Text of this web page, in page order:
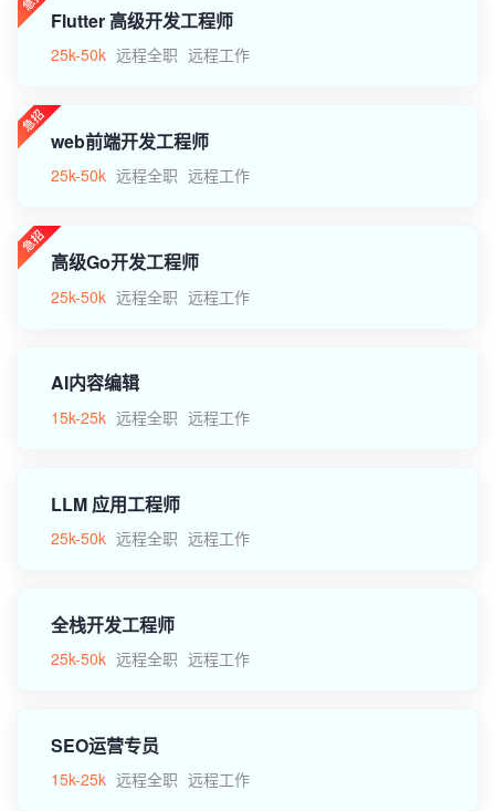
Flutter 高级开发工程师
25k-50k 远程全职 远程工作
web前端开发工程师
25k-50k 远程全职 远程工作
高级Go开发工程师
25k-50k 远程全职 远程工作
AI内容编辑
15k-25k 远程全职 远程工作
LLM 应用工程师
25k-50k 远程全职 远程工作
全栈开发工程师
25k-50k 远程全职 远程工作
SEO运营专员
15k-25k 远程全职 远程工作